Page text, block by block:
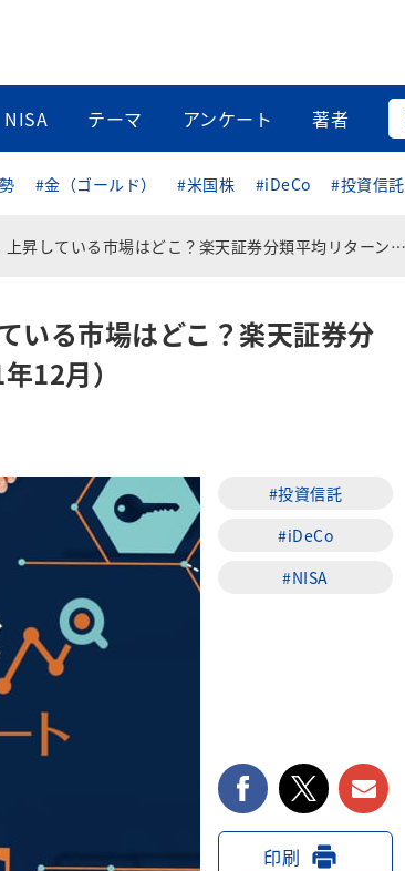
NISA テーマ アンケート 著者
#金（ゴールド） #米国株 #iDeCo #投資信託
る市場はどこ？楽天証券分類平均リターンランキング（2021年12月）
いる市場はどこ？楽天証券分
12月）
#投資信託
#iDeCo
#NISA
facebooktwitter
印刷